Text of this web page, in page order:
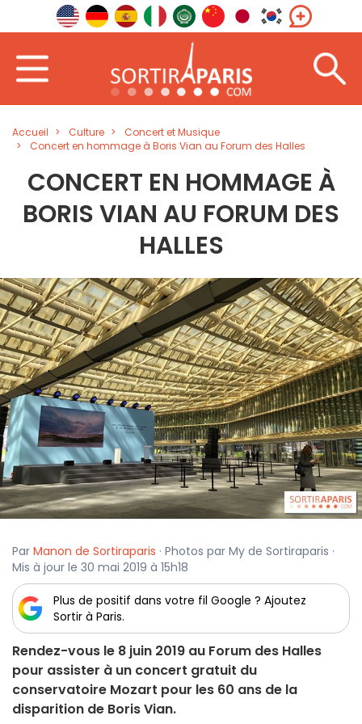
Accueil Culture
Concert et Musique
Concert en hommage à Boris Vian au Forum des Halles
CONCERT EN HOMMAGE À
BORIS VIAN AU FORUM DES
HALLES
Par Manon de Sortiraparis · Photos par My de Sortiraparis ·
Mis à jour le 30 mai 2019 à 15h18
Plus de positif dans votre fil Google ? Ajoutez
Sortir à Paris.
Rendez-vous le 8 juin 2019 au Forum des Halles
pour assister à un concert gratuit du
conservatoire Mozart pour les 60 ans de la
disparition de Boris Vian.